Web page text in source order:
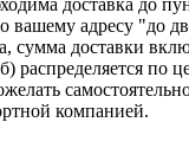
вашему адресу "до
сумма доставки
распределяется по
самостоятельно
компанией.